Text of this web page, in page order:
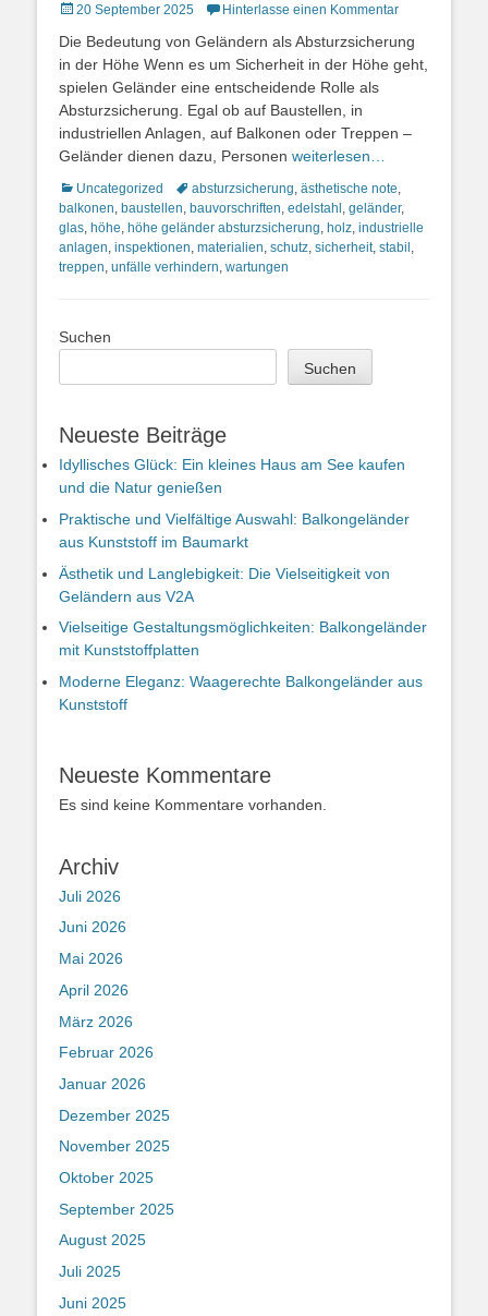
Posted
20 September 2025 Hinterlasse einen Kommentar
Die Bedeutung von Geländern als Absturzsicherung
in der Höhe Wenn es um Sicherheit in der Höhe geht,
spielen Geländer eine entscheidende Rolle als
Absturzsicherung. Egal ob auf Baustellen, in
industriellen Anlagen, auf Balkonen oder Treppen –
Geländer dienen dazu, Personen weiterlesen…
Kategorien
Uncategorized Schlagworte
absturzsicherung, ästhetische note,
balkonen, baustellen, bauvorschriften, edelstahl , geländer,
glas, höhe, höhe geländer absturzsicherung, holz, industrielle
anlagen, inspektionen, materialien, schutz, sicherheit, stabil ,
treppen, unfälle verhindern, wartungen
Suchen
Suchen
Neueste Beiträge
Idyllisches Glück: Ein kleines Haus am See kaufen
und die Natur genießen
Praktische und Vielfältige Auswahl: Balkongeländer
aus Kunststoff im Baumarkt
Ästhetik und Langlebigkeit: Die Vielseitigkeit von
Geländern aus V2A
Vielseitige Gestaltungsmöglichkeiten: Balkongeländer
mit Kunststoffplatten
Moderne Eleganz: Waagerechte Balkongeländer aus
Kunststoff
Neueste Kommentare
Es sind keine Kommentare vorhanden.
Archiv
Juli 2026
Juni 2026
Mai 2026
April 2026
März 2026
Februar 2026
Januar 2026
Dezember 2025
November 2025
Oktober 2025
September 2025
August 2025
Juli 2025
Juni 2025